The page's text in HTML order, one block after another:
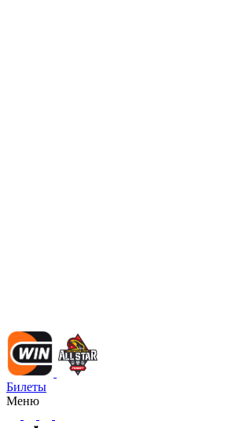
Билеты
Меню